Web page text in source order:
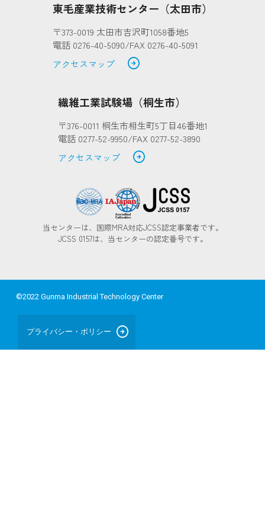
東毛産業技術センター（太田市）
〒373-0019 太田市吉沢町1058番地5
電話 0276-40-5090/FAX 0276-40-5091
アクセスマップ
arrow_circle_right
繊維工業試験場（桐生市）
〒376-0011 桐生市相生町5丁目46番地1
電話 0277-52-9950/FAX 0277-52-3890
アクセスマップ
arrow_circle_right
当センターは、国際MRA対応JCSS認定事業者です。
JCSS 0157は、当センターの認定番号です。
©2022 Gunma Industrial Technology Center
プライバシー・ポリシー arrow_circle_right